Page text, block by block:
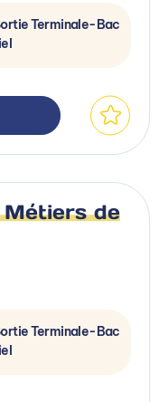
Terminale-Bac
de
Terminale-Bac